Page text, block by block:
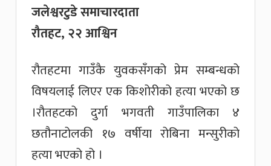
जलेश्वरटुडे समाचारदाता
रौतहट, २२ आश्विन
रौतहटमा गाउँकै युवकसँगको प्रेम सम्बन्धको
विषयलाई लिएर एक किशोरीको हत्या भएको छ
।रौतहटको दुर्गा भगवती गाउँपालिका ४
छतौनाटोलकी १७ वर्षीया रोबिना मन्सुरीको
हत्या भएको हो ।